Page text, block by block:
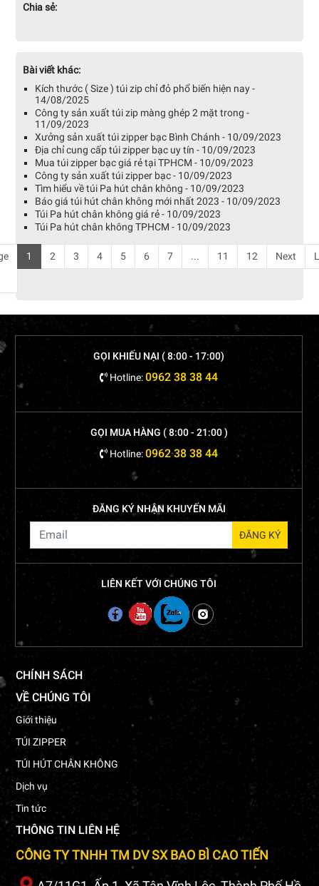
Chia sẻ:
Bài viết khác:
Kích thước ( Size ) túi zip chỉ đỏ phổ biến hiện nay -
14/08/2025
Công ty sản xuất túi zip màng ghép 2 mặt trong -
11/09/2023
Xưởng sản xuất túi zipper bạc Bình Chánh - 10/09/2023
Địa chỉ cung cấp túi zipper bạc uy tín - 10/09/2023
Mua túi zipper bạc giá rẻ tại TPHCM - 10/09/2023
Công ty sản xuất túi zipper bạc - 10/09/2023
Tìm hiểu về túi Pa hút chân không - 10/09/2023
Báo giá túi hút chân không mới nhất 2023 - 10/09/2023
Túi Pa hút chân không giá rẻ - 10/09/2023
Túi Pa hút chân không TPHCM - 10/09/2023
1 2 3 4 5 6 7 ... 11 12 Next
GỌI KHIẾU NẠI ( 8:00 - 17:00)
Hotline:0962 38 38 44
GỌI MUA HÀNG ( 8:00 - 21:00 )
Hotline:0962 38 38 44
ĐĂNG KÝ NHẬN KHUYẾN MÃI
LIÊN KẾT VỚI CHÚNG TÔI
CHÍNH SÁCH
VỀ CHÚNG TÔI
Giới thiệu
TÚI ZIPPER
TÚI HÚT CHÂN KHÔNG
Dịch vụ
Tin tức
THÔNG TIN LIÊN HỆ
CÔNG TY TNHH TM DV SX BAO BÌ CAO TIẾN